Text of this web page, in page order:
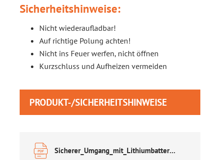
Sicherheitshinweise:
Nicht wiederaufladbar!
Auf richtige Polung achten!
Nicht ins Feuer werfen, nicht öffnen
Kurzschluss und Aufheizen vermeiden
PRODUKT-/SICHERHEITSHINWEISE
Sicherer_Umgang_mit_Lithiumbatterien.pdf